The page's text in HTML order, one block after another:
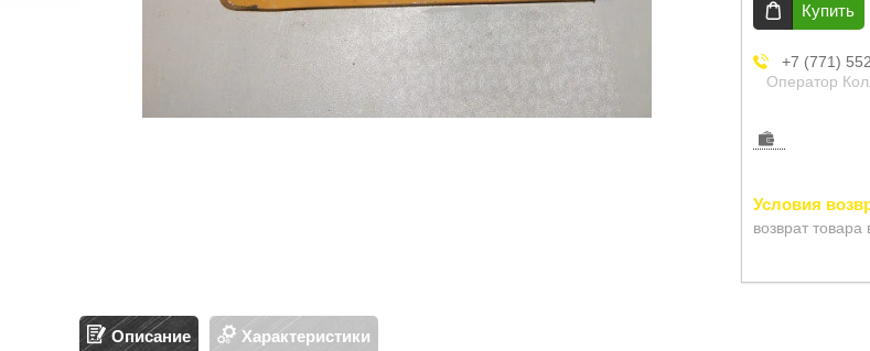
Купить
+7 (771)
Оператор
возврат
Описание Характеристики